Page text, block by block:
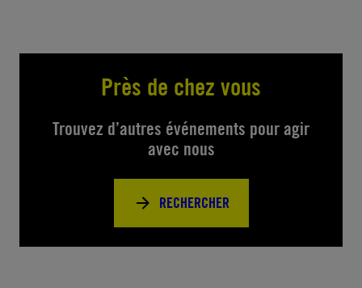
Près de chez vous
Trouvez d’autres événements pour agir
avec nous
RECHERCHER